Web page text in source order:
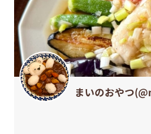
まいのおやつ